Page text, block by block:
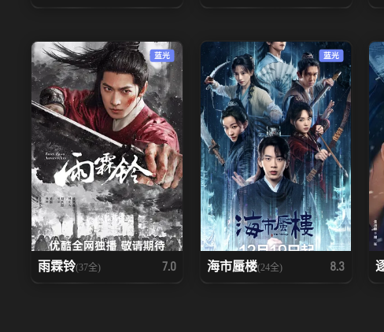
蓝光
雨霖铃(37全) 7.0
蓝光
海市蜃楼(24全) 8.3